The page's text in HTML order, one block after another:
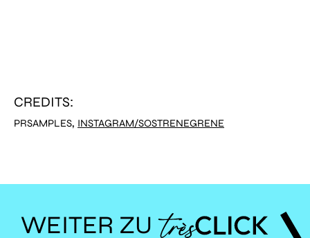
CREDITS:
PRSAMPLES, INSTAGRAM/SOSTRENEGRENE
WEITER ZU